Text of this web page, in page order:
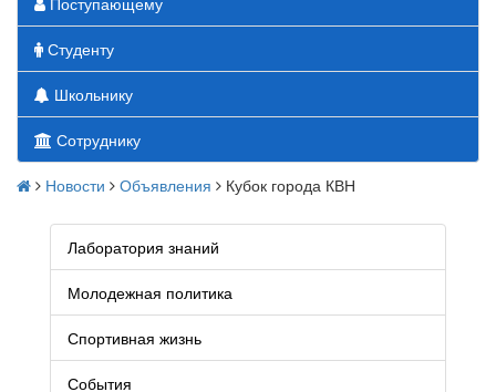
Студенту
Школьнику
Сотруднику
Новости Объявления Кубок города КВН
Лаборатория знаний
Молодежная политика
Спортивная жизнь
События